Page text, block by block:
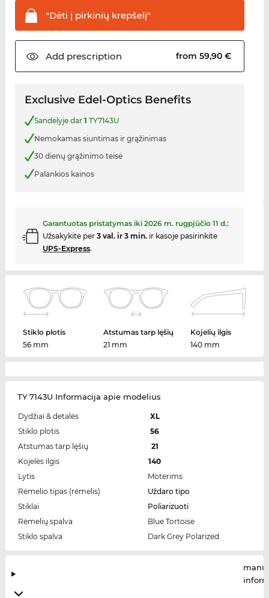
"Dėti į pirkinių krepšelį"
Add prescription from 59,90 €
Exclusive Edel-Optics Benefits
Sandėlyje dar 1 TY7143U
Nemokamas siuntimas ir grąžinimas
30 dienų grąžinimo teisė
Palankios kainos
Garantuotas pristatymas iki 2026 m. rugpjūčio 11 d.:
Užsakykite per 3 val. ir 3 min.ir kasoje pasirinkite
UPS-Express.
Stiklo plotis
56 mm
Atstumas tarp lęšių
21 mm
Kojelių ilgis
140 mm
TY 7143U Informacija apie modelius
Dydžiai & detalės
XL
Stiklo plotis
56
Atstumas tarp lęšių
21
Kojelės ilgis
140
Lytis
Moterims
Rėmelio tipas (rėmelis)
Uždaro tipo
Stiklai
Poliarizuoti
Rėmelių spalva
Blue Tortoise
Stiklo spalva
Dark Grey Polarized